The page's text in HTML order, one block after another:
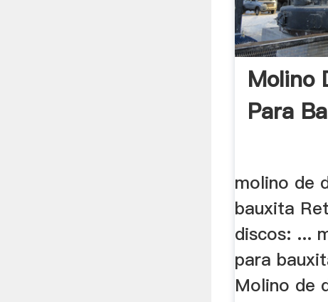
Molino
Para
molino de
bauxita
discos: ...
para
Molino de